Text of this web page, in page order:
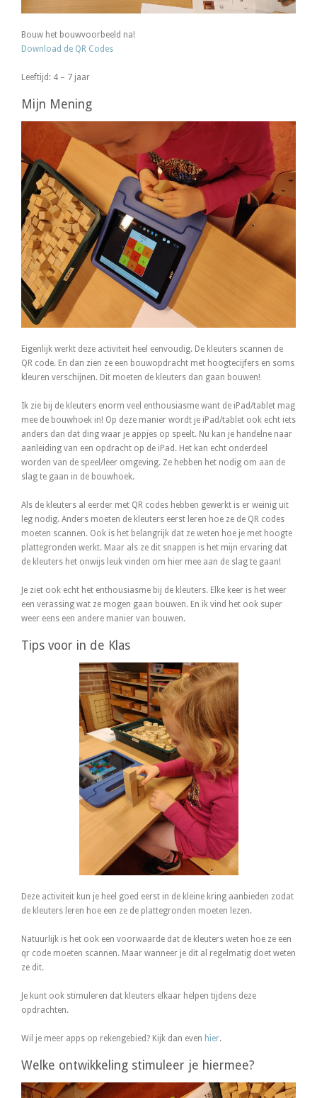
Bouw het bouwvoorbeeld na!
Download de QR Codes
Leeftijd: 4 – 7 jaar
Mijn Mening
Eigenlijk werkt deze activiteit heel eenvoudig. De kleuters scannen de
QR code. En dan zien ze een bouwopdracht met hoogtecijfers en soms
kleuren verschijnen. Dit moeten de kleuters dan gaan bouwen!
Ik zie bij de kleuters enorm veel enthousiasme want de iPad/tablet mag
mee de bouwhoek in! Op deze manier wordt je iPad/tablet ook echt iets
anders dan dat ding waar je appjes op speelt. Nu kan je handelne naar
aanleiding van een opdracht op de iPad. Het kan echt onderdeel
worden van de speel/leer omgeving. Ze hebben het nodig om aan de
slag te gaan in de bouwhoek.
Als de kleuters al eerder met QR codes hebben gewerkt is er weinig uit
leg nodig. Anders moeten de kleuters eerst leren hoe ze de QR codes
moeten scannen. Ook is het belangrijk dat ze weten hoe je met hoogte
plattegronden werkt. Maar als ze dit snappen is het mijn ervaring dat
de kleuters het onwijs leuk vinden om hier mee aan de slag te gaan!
Je ziet ook echt het enthousiasme bij de kleuters. Elke keer is het weer
een verassing wat ze mogen gaan bouwen. En ik vind het ook super
weer eens een andere manier van bouwen.
Tips voor in de Klas
Deze activiteit kun je heel goed eerst in de kleine kring aanbieden zodat
de kleuters leren hoe een ze de plattegronden moeten lezen.
Natuurlijk is het ook een voorwaarde dat de kleuters weten hoe ze een
qr code moeten scannen. Maar wanneer je dit al regelmatig doet weten
ze dit.
Je kunt ook stimuleren dat kleuters elkaar helpen tijdens deze
opdrachten.
Wil je meer apps op rekengebied? Kijk dan even hier.
Welke ontwikkeling stimuleer je hiermee?